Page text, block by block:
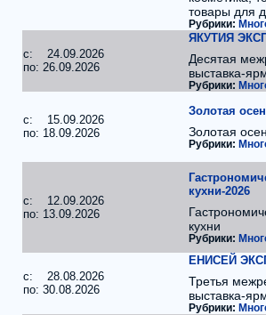
товары для
Рубрики:
c: 24.09.2026
по: 26.09.2026
ЯКУТИЯ
Десятая
выставка-
Рубрики:
c: 15.09.2026
по: 18.09.2026
Золотая
Золотая
Рубрики:
c: 12.09.2026
по: 13.09.2026
кухни-2026
кухни
Рубрики:
c: 28.08.2026
по: 30.08.2026
ЕНИСЕЙ
Третья
выставка-
Рубрики: